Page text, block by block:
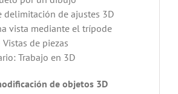
delimitación de ajustes 3D
vista mediante el trípode
de piezas
Trabajo en 3D
de objetos 3D